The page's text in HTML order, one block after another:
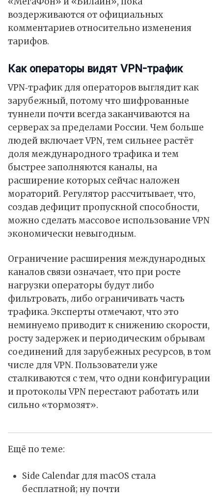
воздерживаются от официальных
комментариев относительно изменения
тарифов.
Как операторы видят VPN-трафик
VPN‑трафик для операторов выглядит как
зарубежный, потому что шифрованные
туннели почти всегда заканчиваются на
серверах за пределами России. Чем больше
людей включает VPN, тем сильнее растёт
доля международного трафика и тем
быстрее заполняются каналы, на
расширение которых сейчас наложен
мораторий. Регулятор рассчитывает, что,
создав дефицит пропускной способности,
можно сделать массовое использование VPN
экономически невыгодным.
Ограничение расширения международных
каналов связи означает, что при росте
нагрузки операторы будут либо
фильтровать, либо ограничивать часть
трафика. Эксперты отмечают, что это
неминуемо приводит к снижению скорости,
росту задержек и периодическим обрывам
соединений для зарубежных ресурсов, в том
числе для VPN. Пользователи уже
сталкиваются с тем, что одни конфигурации
и протоколы VPN перестают работать или
сильно «тормозят».
Ещё по теме:
Side Calendar для macOS стала
бесплатной; ну почти